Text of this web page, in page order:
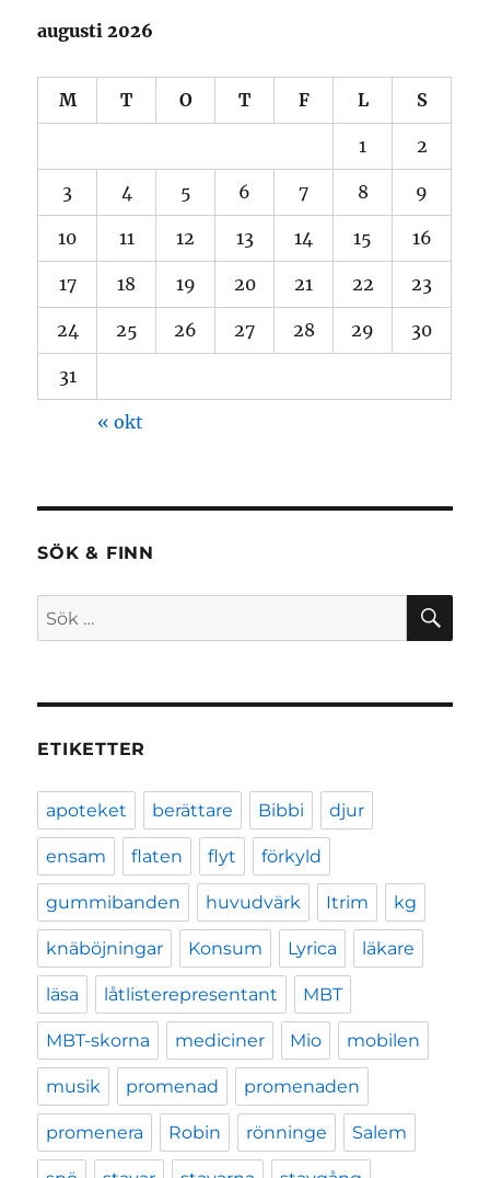
augusti 2026
M T O T F L S
1 2
3 4 5 6 7 8 9
10 11 12 13 14 15 16
17 18 19 20 21 22 23
24 25 26 27 28 29 30
31
« okt
SÖK & FINN
Sök
efter:
ETIKETTER
apoteket berättare Bibbi djur
ensam flaten flyt förkyld
gummibanden huvudvärk Itrim kg
knäböjningar Konsum Lyrica läkare
läsa låtlisterepresentant MBT
MBT-skorna mediciner Mio mobilen
musik promenad promenaden
promenera Robin rönninge Salem